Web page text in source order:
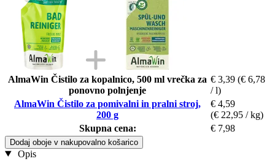
AlmaWin Čistilo za kopalnico, 500 ml vrečka za
ponovno polnjenje
€ 3,39 (€ 6,78
/ l)
AlmaWin Čistilo za pomivalni in pralni stroj,
200 g
€ 4,59
(€ 22,95 / kg)
Skupna cena:
€ 7,98
Dodaj oboje v nakupovalno košarico
Opis